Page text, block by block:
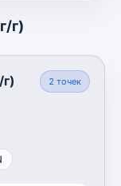
г)
2 точек